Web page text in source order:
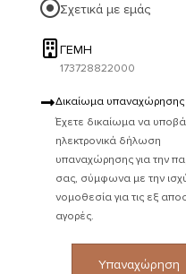
Σχετικά με εμάς
ΓΕΜΗ
173728822000
Δικαίωμα υπαναχώρησης
Έχετε δικαίωμα να
ηλεκτρονικά δήλωση
υπαναχώρησης για την
σας, σύμφωνα με την
νομοθεσία για τις εξ
αγορές.
Υπαναχώρηση